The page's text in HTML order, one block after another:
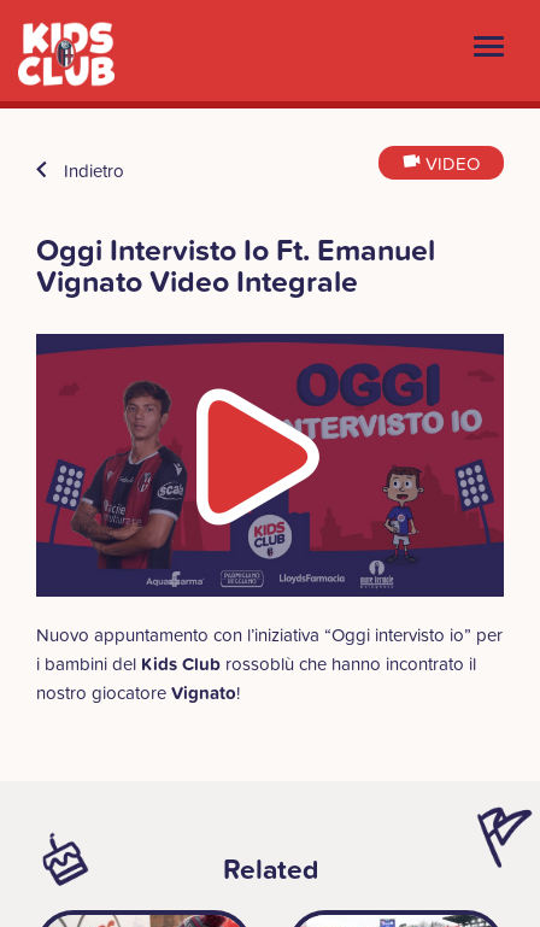
Indietro VIDEO
Oggi Intervisto Io Ft. Emanuel
Vignato Video Integrale
Nuovo appuntamento con l’iniziativa “Oggi intervisto io” per
i bambini del Kids Club rossoblù che hanno incontrato il
nostro giocatore Vignato!
Related